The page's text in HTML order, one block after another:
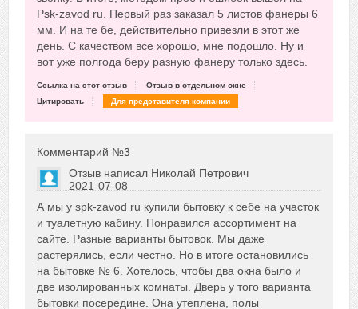
Psk-zavod ru. Первый раз заказал 5 листов фанеры 6
мм. И на те бе, действительно привезли в этот же
день. С качеством все хорошо, мне подошло. Ну и
вот уже полгода беру разную фанеру только здесь.
Ссылка на этот отзыв
Отзыв в отдельном окне
Цитировать
Для представителя компании
Комментарий №3
Отзыв написал Николай Петрович
2021-07-08
0
Сказать друзьям об отзыве
А мы у spk-zavod ru купили бытовку к себе на участок
и туалетную кабину. Понравился ассортимент на
сайте. Разные варианты бытовок. Мы даже
растерялись, если честно. Но в итоге остановились
на бытовке № 6. Хотелось, чтобы два окна было и
две изолированных комнаты. Дверь у того варианта
бытовки посередине. Она утеплена, полы